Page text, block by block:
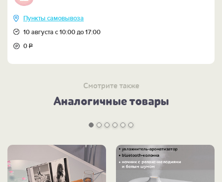
Пункты самовывоза
10 августа с 10:00 до 17:00
0Р
Смотрите также
Аналогичные товары